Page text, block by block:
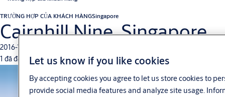
TRƯỜNG HỢP CỦA KHÁCH HÀNGSingapore
Cairnhill Nine, Singapore
2016-11-01
1 đã đọc
Let us know if you like cookies
By accepting cookies you agree to let us store cookies to
provide social media features and analyze site usage.